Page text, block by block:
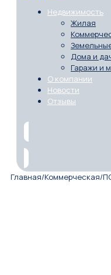
Недвижимость
Жилая
Дома и
Гаражи и
О компании
Новости
Отзывы
Главная/Коммерческая/